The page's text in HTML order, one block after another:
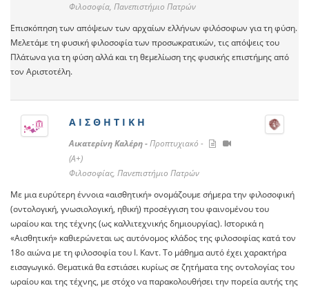
Φιλοσοφία, Πανεπιστήμιο Πατρών
Επισκόπηση των απόψεων των αρχαίων ελλήνων φιλόσοφων για τη φύση.
Μελετάμε τη φυσική φιλοσοφία των προσωκρατικών, τις απόψεις του
Πλάτωνα για τη φύση αλλά και τη θεμελίωση της φυσικής επιστήμης από
τον Αριστοτέλη.
Α Ι Σ Θ Η Τ Ι Κ Η
Αικατερίνη Καλέρη -Προπτυχιακό -
(A+)
Φιλοσοφίας, Πανεπιστήμιο Πατρών
Με μια ευρύτερη έννοια «αισθητική» ονομάζουμε σήμερα την φιλοσοφική
(οντολογική, γνωσιολογική, ηθική) προσέγγιση του φαινομένου του
ωραίου και της τέχνης (ως καλλιτεχνικής δημιουργίας). Ιστορικά η
«Αισθητική» καθιερώνεται ως αυτόνομος κλάδος της φιλοσοφίας κατά τον
18ο αιώνα με τη φιλοσοφία του Ι. Καντ. Το μάθημα αυτό έχει χαρακτήρα
εισαγωγικό. Θεματικά θα εστιάσει κυρίως σε ζητήματα της οντολογίας του
ωραίου και της τέχνης, με στόχο να παρακολουθήσει την πορεία αυτής της